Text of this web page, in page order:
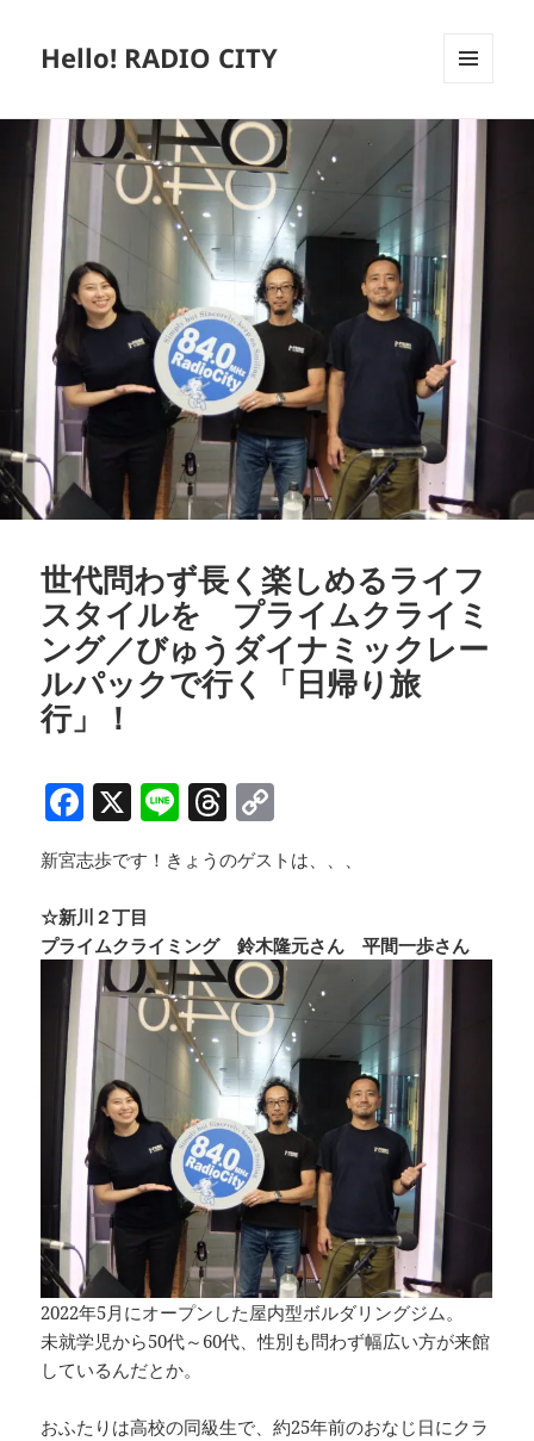
Hello! RADIO CITY
ーとウ
ィジェ
ット
世代問わず長く楽しめるライフ
スタイルを プライムクライミ
ング／びゅうダイナミックレー
ルパックで行く「日帰り旅
行」！
F
a
c
e
b
o
o
k
X Li
e
T
h
re
d
s
o
p
Li
n
k
新宮志歩です！きょうのゲストは、、、
☆新川２丁目
プライムクライミング 鈴木隆元さん 平間一歩さん
2022年5月にオープンした屋内型ボルダリングジム。
未就学児から50代～60代、性別も問わず幅広い方が来館
しているんだとか。
おふたりは高校の同級生で、約25年前のおなじ日にクラ